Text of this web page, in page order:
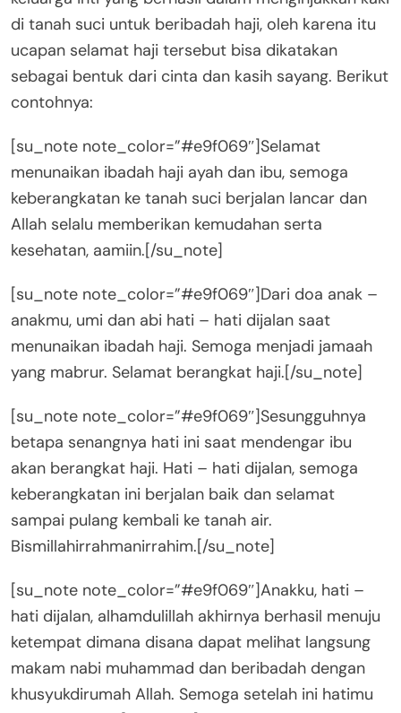
di tanah suci untuk beribadah haji, oleh karena itu
ucapan selamat haji tersebut bisa dikatakan
sebagai bentuk dari cinta dan kasih sayang. Berikut
contohnya:
[su_note note_color=”#e9f069″]Selamat
menunaikan ibadah haji ayah dan ibu, semoga
keberangkatan ke tanah suci berjalan lancar dan
Allah selalu memberikan kemudahan serta
kesehatan, aamiin.[/su_note]
[su_note note_color=”#e9f069″]Dari doa anak –
anakmu, umi dan abi hati – hati dijalan saat
menunaikan ibadah haji. Semoga menjadi jamaah
yang mabrur. Selamat berangkat haji.[/su_note]
[su_note note_color=”#e9f069″]Sesungguhnya
betapa senangnya hati ini saat mendengar ibu
akan berangkat haji. Hati – hati dijalan, semoga
keberangkatan ini berjalan baik dan selamat
sampai pulang kembali ke tanah air.
Bismillahirrahmanirrahim.[/su_note]
[su_note note_color=”#e9f069″]Anakku, hati –
hati dijalan, alhamdulillah akhirnya berhasil menuju
ketempat dimana disana dapat melihat langsung
makam nabi muhammad dan beribadah dengan
khusyukdirumah Allah. Semoga setelah ini hatimu